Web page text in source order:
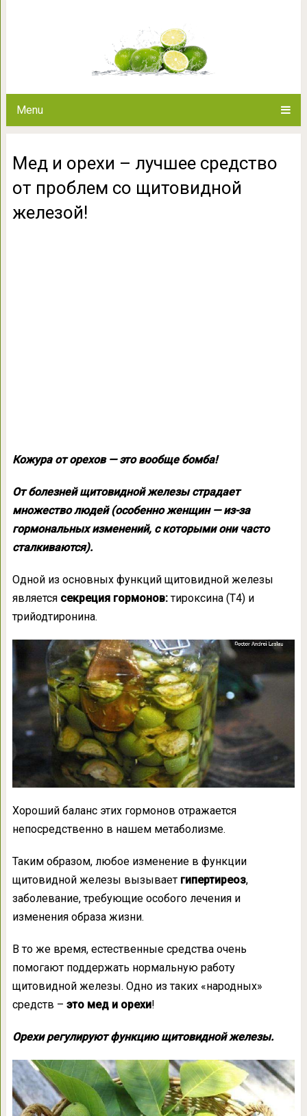
Menu
Мед и орехи – лучшее средство
от проблем со щитовидной
железой!
Кожура от орехов — это вообще бомба!
От болезней щитовидной железы страдает
множество людей (особенно женщин — из-за
гормональных изменений, с которыми они часто
сталкиваются).
Одной из основных функций щитовидной железы
является секреция гормонов:тироксина (Т4) и
трийодтиронина.
Хороший баланс этих гормонов отражается
непосредственно в нашем метаболизме.
Таким образом, любое изменение в функции
щитовидной железы вызывает гипертиреоз,
заболевание, требующие особого лечения и
изменения образа жизни.
В то же время, естественные средства очень
помогают поддержать нормальную работу
щитовидной железы. Одно из таких «народных»
средств – это мед и орехи!
Орехи регулируют функцию щитовидной железы.